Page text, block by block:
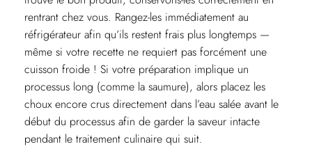
rentrant chez vous. Rangez-les immédiatement au
réfrigérateur afin qu’ils restent frais plus longtemps —
même si votre recette ne requiert pas forcément une
cuisson froide ! Si votre préparation implique un
processus long (comme la saumure), alors placez les
choux encore crus directement dans l’eau salée avant le
début du processus afin de garder la saveur intacte
pendant le traitement culinaire qui suit.